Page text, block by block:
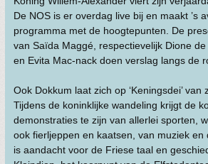
De NOS is er overdag live bij en maakt ’s
programma met de hoogtepunten. De
van Saïda Maggé, respectievelijk Dione
en Evita Mac-nack doen verslag langs de
Ook Dokkum laat zich op ‘Keningsdei’ van
Tijdens de koninklijke wandeling krijgt de
demonstraties te zijn van allerlei sporten,
ook fierljeppen en kaatsen, van muziek en
is aandacht voor de Friese taal en